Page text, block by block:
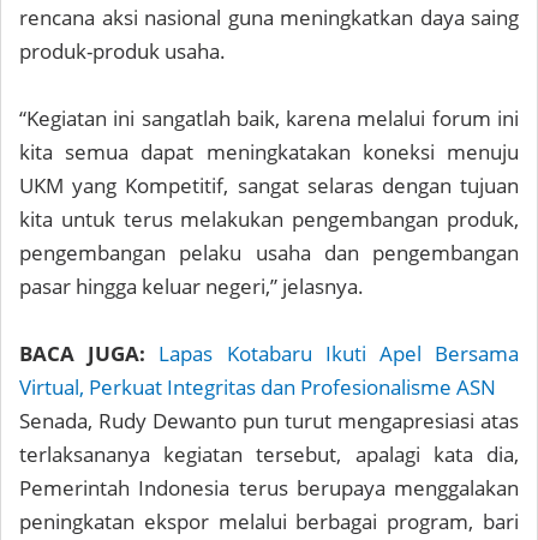
rencana aksi nasional guna meningkatkan daya saing
produk-produk usaha.
“Kegiatan ini sangatlah baik, karena melalui forum ini
kita semua dapat meningkatakan koneksi menuju
UKM yang Kompetitif, sangat selaras dengan tujuan
kita untuk terus melakukan pengembangan produk,
pengembangan pelaku usaha dan pengembangan
pasar hingga keluar negeri,” jelasnya.
BACA JUGA: Lapas Kotabaru Ikuti Apel Bersama
Virtual, Perkuat Integritas dan Profesionalisme ASN
Senada, Rudy Dewanto pun turut mengapresiasi atas
terlaksananya kegiatan tersebut, apalagi kata dia,
Pemerintah Indonesia terus berupaya menggalakan
peningkatan ekspor melalui berbagai program, bari